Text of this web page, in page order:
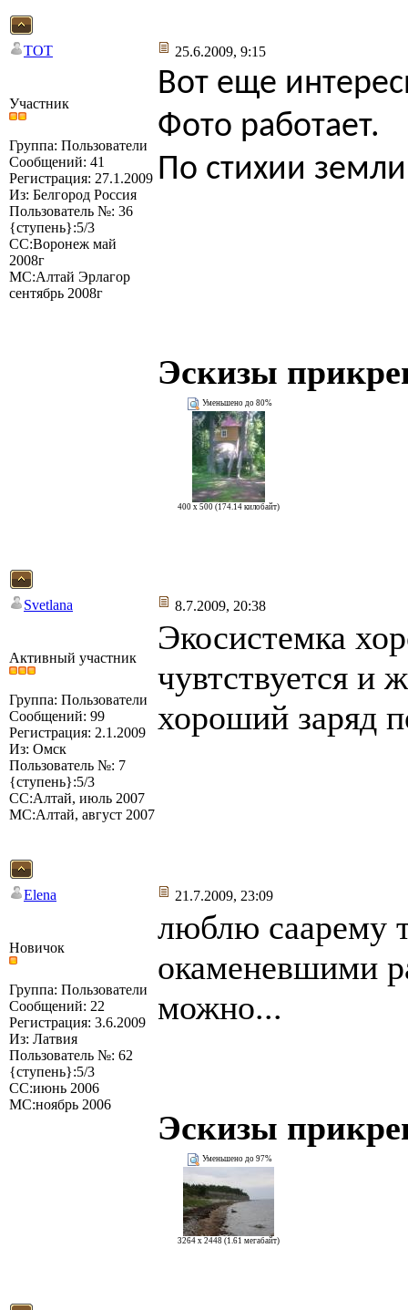
TOT 25.6.2009, 9:15
Участник
Группа: Пользователи
Сообщений: 41
Регистрация: 27.1.2009
Из: Белгород Россия
Пользователь №: 36
{ступень}:5/3
СС:Воронеж май
2008г
МС:Алтай Эрлагор
сентябрь 2008г
Вот еще
Фото работает.
По стихии
Эскизы
Уменьшено до 80%
400 x 500 (174.14 килобайт)
Svetlana 8.7.2009, 20:38
Активный участник
Группа: Пользователи
Сообщений: 99
Регистрация: 2.1.2009
Из: Омск
Пользователь №: 7
{ступень}:5/3
СС:Алтай, июль 2007
МС:Алтай, август 2007
Экосистемка
чувтствуется и
хороший заряд
Elena 21.7.2009, 23:09
Новичок
Группа: Пользователи
Сообщений: 22
Регистрация: 3.6.2009
Из: Латвия
Пользователь №: 62
{ступень}:5/3
СС:июнь 2006
МС:ноябрь 2006
люблю саарему
окаменевшими
можно...
Эскизы
Уменьшено до 97%
3264 x 2448 (1.61 мегабайт)